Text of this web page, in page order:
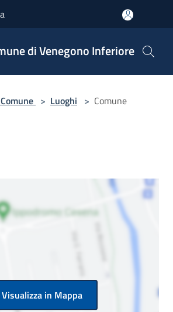
di Venegono Inferiore
> Luoghi > Comune
Visualizza in Mappa